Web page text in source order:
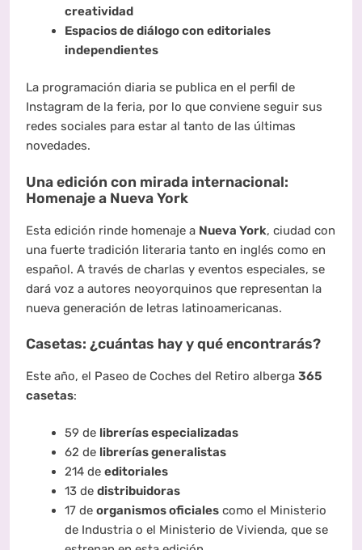
creatividad
Espacios de diálogo con editoriales
independientes
La programación diaria se publica en el perfil de
Instagram de la feria, por lo que conviene seguir sus
redes sociales para estar al tanto de las últimas
novedades.
Una edición con mirada internacional:
Homenaje a Nueva York
Esta edición rinde homenaje a Nueva York, ciudad con
una fuerte tradición literaria tanto en inglés como en
español. A través de charlas y eventos especiales, se
dará voz a autores neoyorquinos que representan la
nueva generación de letras latinoamericanas.
Casetas: ¿cuántas hay y qué encontrarás?
Este año, el Paseo de Coches del Retiro alberga 365
casetas:
59 de librerías especializadas
62 de librerías generalistas
214 de editoriales
13 de distribuidoras
17 de organismos oficialescomo el Ministerio
de Industria o el Ministerio de Vivienda, que se